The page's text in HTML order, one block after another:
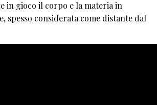
in gioco il corpo e la materia in
spesso considerata come distante dal